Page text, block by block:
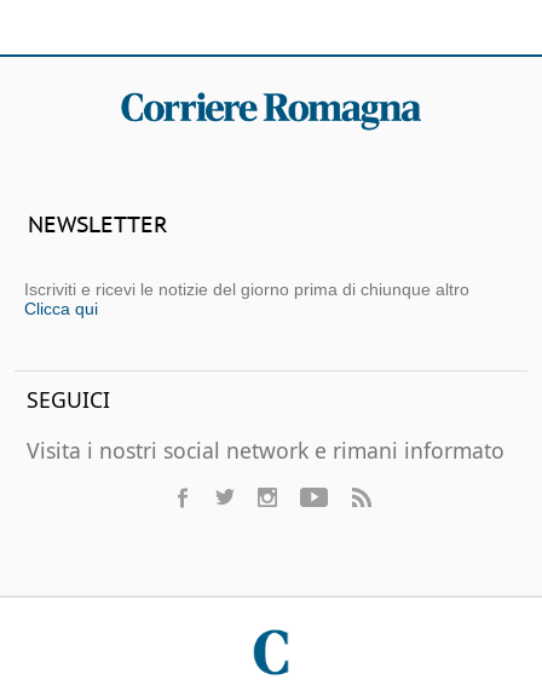
NEWSLETTER
Iscriviti e ricevi le notizie del giorno prima di chiunque altro
Clicca qui
SEGUICI
Visita i nostri social network e rimani informato